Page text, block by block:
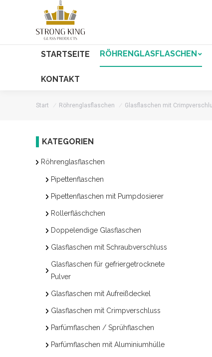
STARTSEITE RÖHRENGLASFLASCHEN
KONTAKT
Start Röhrenglasflaschen Glasflaschen mit
KATEGORIEN
Röhrenglasflaschen
Pipettenflaschen
Pipettenflaschen mit Pumpdosierer
Rollerfläschchen
Doppelendige Glasflaschen
Glasflaschen mit Schraubverschluss
Glasflaschen für gefriergetrocknete
Pulver
Glasflaschen mit Aufreißdeckel
Glasflaschen mit Crimpverschluss
Parfümflaschen / Sprühflaschen
Parfümflaschen mit Aluminiumhülle